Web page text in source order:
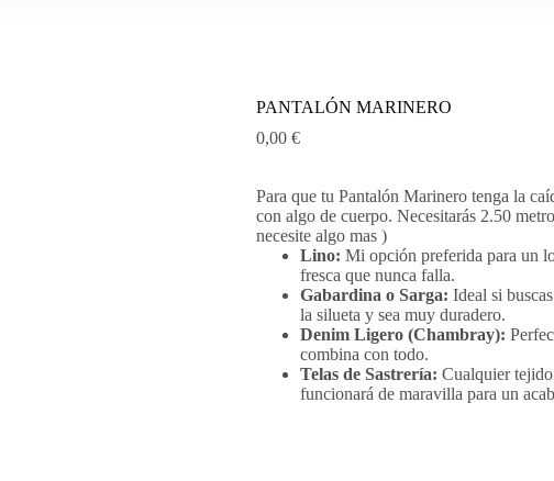
PANTALÓN MARINERO
0,00 €
Para que tu Pantalón Marinero tenga la
con algo de cuerpo. Necesitarás 2.50
necesite algo mas )
Lino: Mi opción preferida para un
fresca que nunca falla.
Gabardina o Sarga: Ideal si
la silueta y sea muy duradero.
Denim Ligero (Chambray):
combina con todo.
Telas de Sastrería: Cualquier
funcionará de maravilla para un